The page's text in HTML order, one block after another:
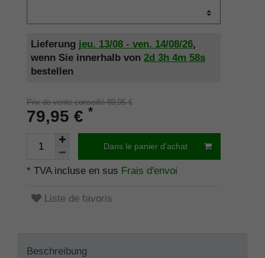
Lieferung jeu. 13/08 - ven. 14/08/26,
wenn Sie innerhalb von 2d 3h 4m 58s
bestellen
Prix de vente conseillé 89,95 €
79,95 € *
Dans le panier d'achat
* TVA incluse en sus Frais d'envoi
Liste de favoris
Beschreibung